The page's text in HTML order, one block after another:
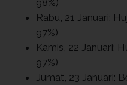
Rabu, 21 Januari:
97%)
Kamis, 22 Januari:
97%)
Jumat, 23 Januari: